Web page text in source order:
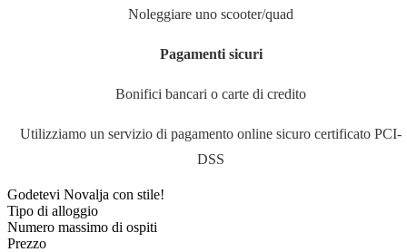
Noleggiare uno scooter/quad
Pagamenti sicuri
Bonifici bancari o carte di credito
Utilizziamo un servizio di pagamento online sicuro certificato PCI-
DSS
Godetevi Novalja con stile!
Tipo di alloggio
Numero massimo di ospiti
Prezzo